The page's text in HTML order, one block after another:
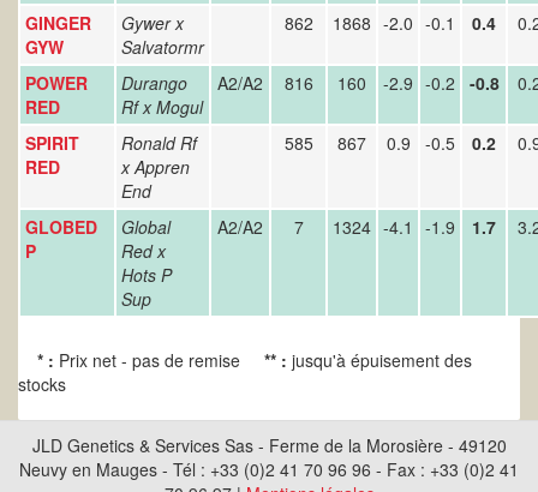
GINGER
GYW
Gywer x
Salvatormr
862 1868 -2.0 -0.1 0.4
POWER
RED
Durango
Rf x Mogul
A2/A2 816 160 -2.9 -0.2 -0.8
SPIRIT
RED
Ronald Rf
x Appren
End
585 867 0.9 -0.5 0.2
GLOBED
P
Global
Red x
Hots P
Sup
A2/A2 7 1324 -4.1 -1.9 1.7
* : Prix net - pas de remise ** : jusqu'à épuisement des
stocks
JLD Genetics & Services Sas - Ferme de la Morosière - 49120
Neuvy en Mauges - Tél : +33 (0)2 41 70 96 96 - Fax : +33 (0)2 41